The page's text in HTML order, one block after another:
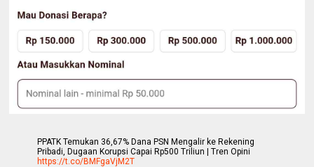
PPATK Temukan 36,67% Dana PSN Mengalir ke Rekening
Pribadi, Dugaan Korupsi Capai Rp500 Triliun | Tren Opini
https://t.co/BMFgaVjM2T